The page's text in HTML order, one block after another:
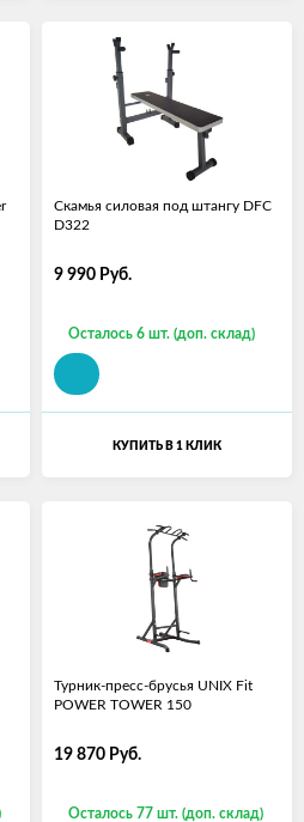
Скамья силовая под штангу DFC
D322
9 990 Руб.
Осталось 6 шт. (доп. склад)
КУПИТЬ В 1 КЛИК
Турник-пресс-брусья UNIX Fit
POWER TOWER 150
19 870 Руб.
Осталось 77 шт. (доп. склад)